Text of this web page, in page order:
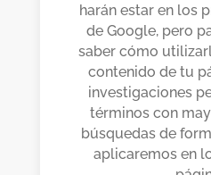
harán estar en los
de Google, pero
saber cómo
contenido de tu
investigaciones
términos con
búsquedas de
aplicaremos en